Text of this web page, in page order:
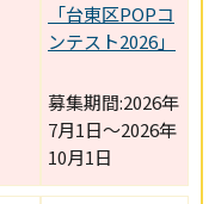
「台東区POPコ
ンテスト2026」
募集期間:2026年
7月1日～2026年
10月1日